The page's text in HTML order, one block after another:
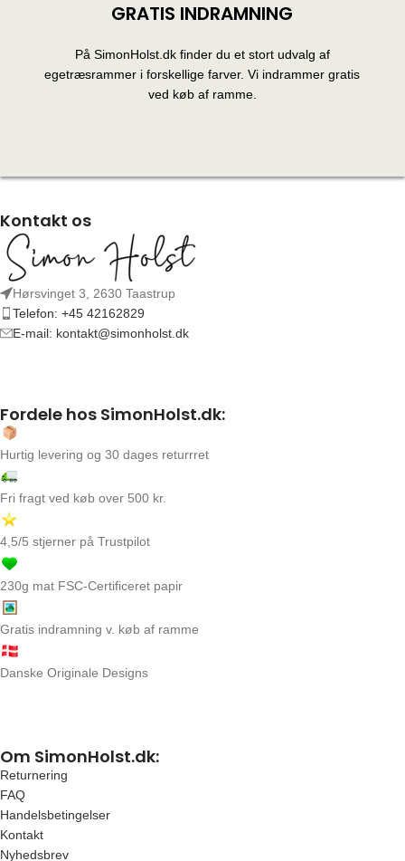
GRATIS INDRAMNING
På SimonHolst.dk finder du et stort udvalg af
egetræsrammer i forskellige farver. Vi indrammer gratis
ved køb af ramme.
Kontakt os
Hørsvinget 3, 2630 Taastrup
Telefon: +45 42162829
E-mail: kontakt@simonholst.dk
Fordele hos SimonHolst.dk:
Hurtig levering og 30 dages returrret
Fri fragt ved køb over 500 kr.
4,5/5 stjerner på Trustpilot
230g mat FSC-Certificeret papir
Gratis indramning v. køb af ramme
Danske Originale Designs
Om SimonHolst.dk:
Returnering
FAQ
Handelsbetingelser
Kontakt
Nyhedsbrev